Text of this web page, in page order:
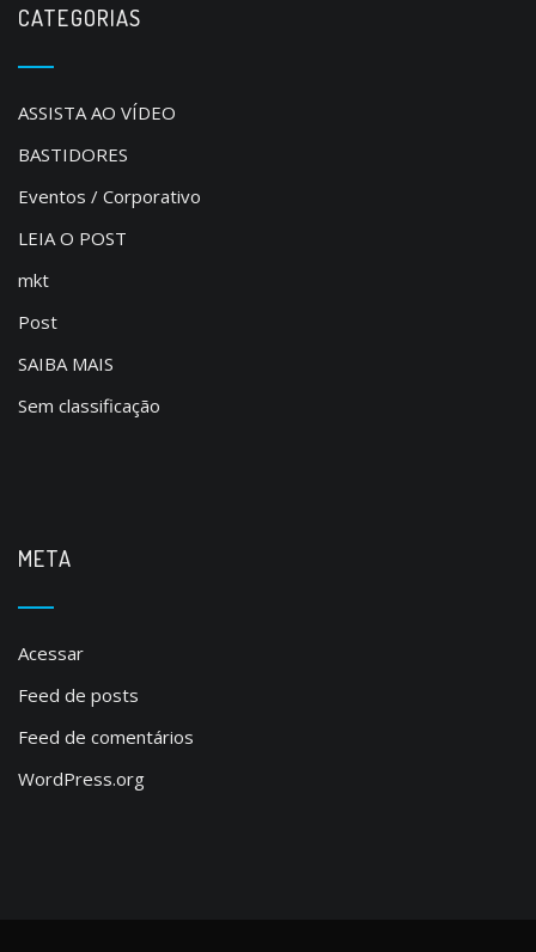
CATEGORIAS
ASSISTA AO VÍDEO
BASTIDORES
Eventos / Corporativo
LEIA O POST
mkt
Post
SAIBA MAIS
Sem classificação
META
Acessar
Feed de posts
Feed de comentários
WordPress.org